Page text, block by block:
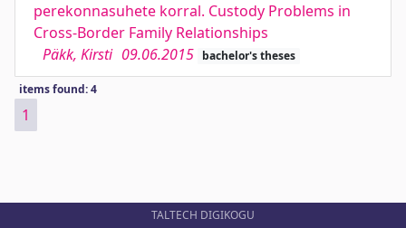
perekonnasuhete korral. Custody Problems in
Cross-Border Family Relationships
Päkk, Kirsti 09.06.2015 bachelor's theses
items found: 4
1
TALTECH DIGIKOGU